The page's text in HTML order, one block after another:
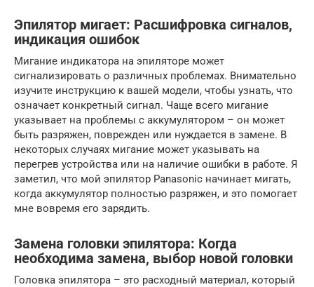
Эпилятор мигает: Расшифровка сигналов,
индикация ошибок
Мигание индикатора на эпиляторе может
сигнализировать о различных проблемах. Внимательно
изучите инструкцию к вашей модели, чтобы узнать, что
означает конкретный сигнал. Чаще всего мигание
указывает на проблемы с аккумулятором – он может
быть разряжен, поврежден или нуждается в замене. В
некоторых случаях мигание может указывать на
перегрев устройства или на наличие ошибки в работе. Я
заметил, что мой эпилятор Panasonic начинает мигать,
когда аккумулятор полностью разряжен, и это помогает
мне вовремя его зарядить.
Замена головки эпилятора: Когда
необходима замена, выбор новой головки
Головка эпилятора – это расходный материал, который